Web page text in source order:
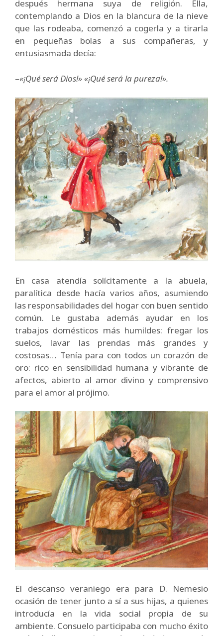
después hermana suya de religión. Ella,
contemplando a Dios en la blancura de la nieve
que las rodeaba, comenzó a cogerla y a tirarla
en pequeñas bolas a sus compañeras, y
entusiasmada decía:
–«¡Qué será Dios!» «¡Qué será la pureza!».
En casa atendía solícitamente a la abuela,
paralítica desde hacía varios años, asumiendo
las responsabilidades del hogar con buen sentido
común. Le gustaba además ayudar en los
trabajos domésticos más humildes: fregar los
suelos, lavar las prendas más grandes y
costosas… Tenía para con todos un corazón de
oro: rico en sensibilidad humana y vibrante de
afectos, abierto al amor divino y comprensivo
para el amor al prójimo.
El descanso veraniego era para D. Nemesio
ocasión de tener junto a sí a sus hijas, a quienes
introducía en la vida social propia de su
ambiente. Consuelo participaba con mucho éxito